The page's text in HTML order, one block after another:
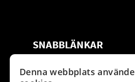
SNABBLÄNKAR
Om oss Restaurang
Denna webbplats